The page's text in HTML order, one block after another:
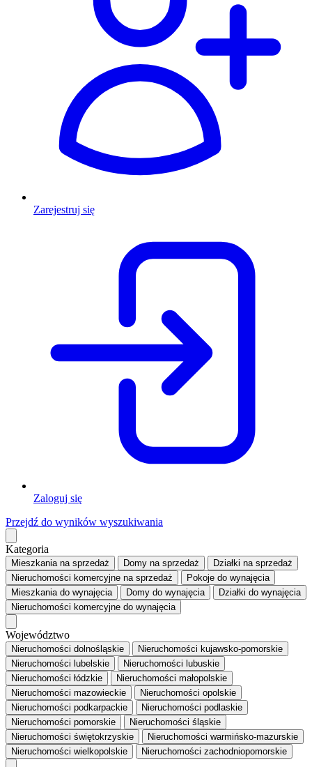
Zarejestruj się
Zaloguj się
Przejdź do wyników wyszukiwania
Kategoria
Mieszkaniana sprzedaż Domy na sprzedaż Działki na sprzedaż
Nieruchomości komercyjne na sprzedaż Pokoje do wynajęcia
Mieszkaniado wynajęcia Domy do wynajęcia Działki do wynajęcia
Nieruchomości komercyjne do wynajęcia
Województwo
Nieruchomości dolnośląskie
Nieruchomości kujawsko-pomorskie
Nieruchomości lubelskie
Nieruchomości lubuskie
Nieruchomości łódzkie
Nieruchomości małopolskie
Nieruchomości mazowieckie
Nieruchomości opolskie
Nieruchomości podkarpackie
Nieruchomości podlaskie
Nieruchomości pomorskie
Nieruchomości śląskie
Nieruchomości świętokrzyskie
Nieruchomości warmińsko-mazurskie
Nieruchomości wielkopolskie
Nieruchomości zachodniopomorskie